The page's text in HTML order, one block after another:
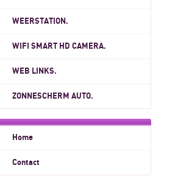
WEERSTATION.
WIFI SMART HD CAMERA.
WEB LINKS.
ZONNESCHERM AUTO.
Home
Contact